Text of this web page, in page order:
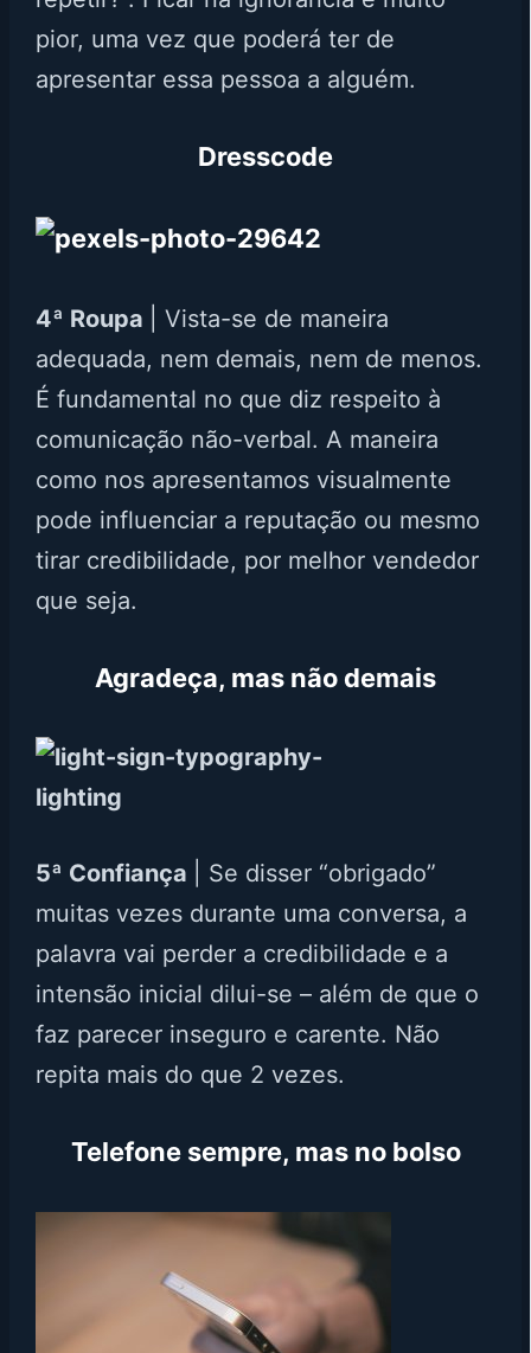
pior, uma vez que poderá ter de
apresentar essa pessoa a alguém.
Dresscode
4ª Roupa
| Vista-se de maneira
adequada, nem demais, nem de menos.
É fundamental no que diz respeito à
comunicação não-verbal. A maneira
como nos apresentamos visualmente
pode influenciar a reputação ou mesmo
tirar credibilidade, por melhor vendedor
que seja.
Agradeça, mas não demais
5ª Confiança
| Se disser “obrigado”
muitas vezes durante uma conversa, a
palavra vai perder a credibilidade e a
intensão inicial dilui-se – além de que o
faz parecer inseguro e carente. Não
repita mais do que 2 vezes.
Telefone sempre, mas no bolso